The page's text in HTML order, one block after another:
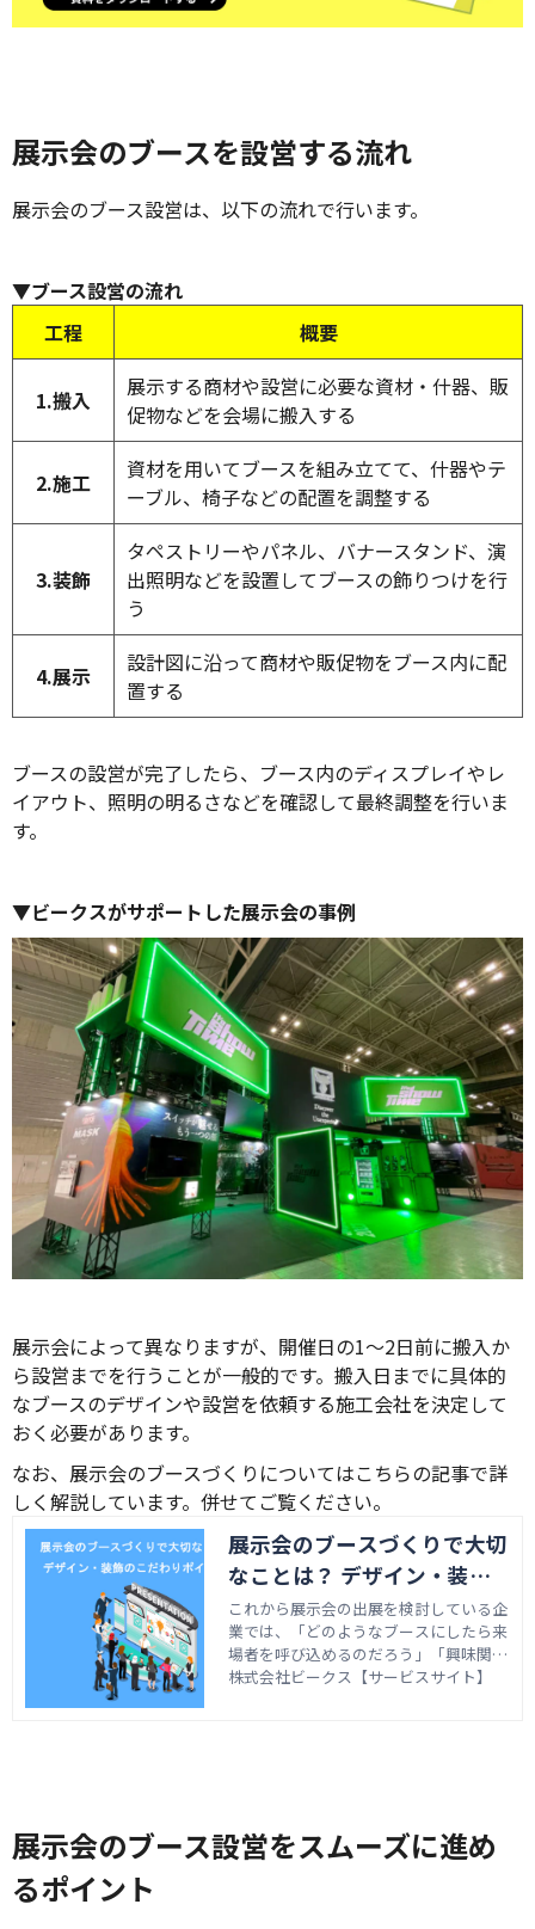
展示会のブースを設営する流れ
展示会のブース設営は、以下の流れで行います。
▼ブース設営の流れ
工程
概要
1.搬入
展示する商材や設営に必要な資材・什器、販
促物などを会場に搬入する
2.施工
資材を用いてブースを組み立てて、什器やテ
ーブル、椅子などの配置を調整する
3.装飾
タペストリーやパネル、バナースタンド、演
出照明などを設置してブースの飾りつけを行
う
4.展示
設計図に沿って商材や販促物をブース内に配
置する
ブースの設営が完了したら、ブース内のディスプレイやレ
イアウト、照明の明るさなどを確認して最終調整を行いま
す。
▼ビークスがサポートした展示会の事例
展示会によって異なりますが、開催日の1～2日前に搬入か
ら設営までを行うことが一般的です。搬入日までに具体的
なブースのデザインや設営を依頼する施工会社を決定して
おく必要があります。
なお、展示会のブースづくりについてはこちらの記事で詳
しく解説しています。併せてご覧ください。
展示会のブースづくりで大切
なことは？ デザイン・装飾
のこだわりポイント3つ
これから展示会の出展を検討している企
業では、「どのようなブースにしたら来
場者を呼び込めるのだろう」「興味関心
を持ってもらうために工夫するポイント
株式会社ビークス【サービスサイト】
展示会のブース設営をスムーズに進め
るポイント